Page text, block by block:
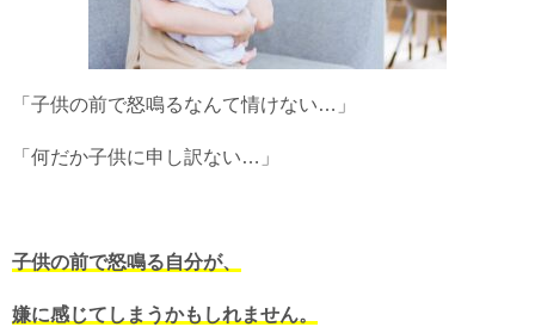
「子供の前で怒鳴るなんて情けない…」
「何だか子供に申し訳ない…」
子供の前で怒鳴る自分が、
嫌に感じてしまうかもしれません。